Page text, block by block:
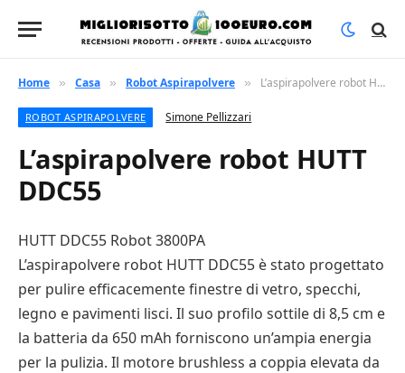
Home » Casa » Robot Aspirapolvere » L’aspirapolvere robot HUTT DDC55
ROBOT ASPIRAPOLVERE Simone Pellizzari
L’aspirapolvere robot HUTT
DDC55
HUTT DDC55 Robot 3800PA
L’aspirapolvere robot HUTT DDC55 è stato progettato
per pulire efficacemente finestre di vetro, specchi,
legno e pavimenti lisci. Il suo profilo sottile di 8,5 cm e
la batteria da 650 mAh forniscono un’ampia energia
per la pulizia. Il motore brushless a coppia elevata da